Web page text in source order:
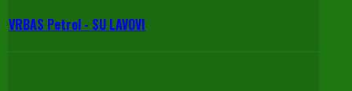
VRBAS Petrol - SU LAVOVI